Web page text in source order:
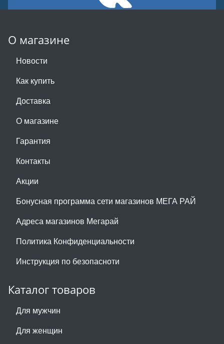
О магазине
Новости
Как купить
Доставка
О магазине
Гарантия
Контакты
Акции
Бонусная программа сети магазинов МЕГА РАЙ
Адреса магазинов Мегарай
Политика Конфиденциальности
Инструкция по безопасноти
Каталог товаров
Для мужчин
Для женщин